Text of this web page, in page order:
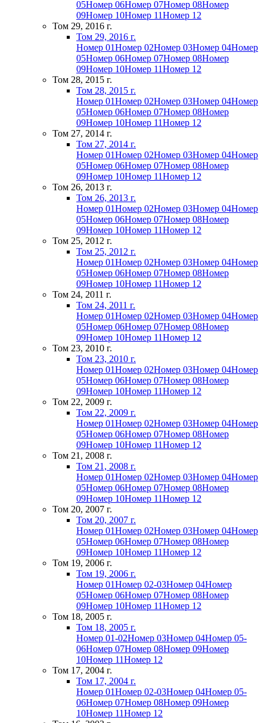
05Номер 06Номер 07Номер 08Номер
09Номер 10Номер 11Номер 12
Том 29, 2016 г.
Том 29, 2016 г.
Номер 01Номер 02Номер 03Номер 04Номер
05Номер 06Номер 07Номер 08Номер
09Номер 10Номер 11Номер 12
Том 28, 2015 г.
Том 28, 2015 г.
Номер 01Номер 02Номер 03Номер 04Номер
05Номер 06Номер 07Номер 08Номер
09Номер 10Номер 11Номер 12
Том 27, 2014 г.
Том 27, 2014 г.
Номер 01Номер 02Номер 03Номер 04Номер
05Номер 06Номер 07Номер 08Номер
09Номер 10Номер 11Номер 12
Том 26, 2013 г.
Том 26, 2013 г.
Номер 01Номер 02Номер 03Номер 04Номер
05Номер 06Номер 07Номер 08Номер
09Номер 10Номер 11Номер 12
Том 25, 2012 г.
Том 25, 2012 г.
Номер 01Номер 02Номер 03Номер 04Номер
05Номер 06Номер 07Номер 08Номер
09Номер 10Номер 11Номер 12
Том 24, 2011 г.
Том 24, 2011 г.
Номер 01Номер 02Номер 03Номер 04Номер
05Номер 06Номер 07Номер 08Номер
09Номер 10Номер 11Номер 12
Том 23, 2010 г.
Том 23, 2010 г.
Номер 01Номер 02Номер 03Номер 04Номер
05Номер 06Номер 07Номер 08Номер
09Номер 10Номер 11Номер 12
Том 22, 2009 г.
Том 22, 2009 г.
Номер 01Номер 02Номер 03Номер 04Номер
05Номер 06Номер 07Номер 08Номер
09Номер 10Номер 11Номер 12
Том 21, 2008 г.
Том 21, 2008 г.
Номер 01Номер 02Номер 03Номер 04Номер
05Номер 06Номер 07Номер 08Номер
09Номер 10Номер 11Номер 12
Том 20, 2007 г.
Том 20, 2007 г.
Номер 01Номер 02Номер 03Номер 04Номер
05Номер 06Номер 07Номер 08Номер
09Номер 10Номер 11Номер 12
Том 19, 2006 г.
Том 19, 2006 г.
Номер 01Номер 02-03Номер 04Номер
05Номер 06Номер 07Номер 08Номер
09Номер 10Номер 11Номер 12
Том 18, 2005 г.
Том 18, 2005 г.
Номер 01-02Номер 03Номер 04Номер 05-
06Номер 07Номер 08Номер 09Номер
10Номер 11Номер 12
Том 17, 2004 г.
Том 17, 2004 г.
Номер 01Номер 02-03Номер 04Номер 05-
06Номер 07Номер 08Номер 09Номер
10Номер 11Номер 12